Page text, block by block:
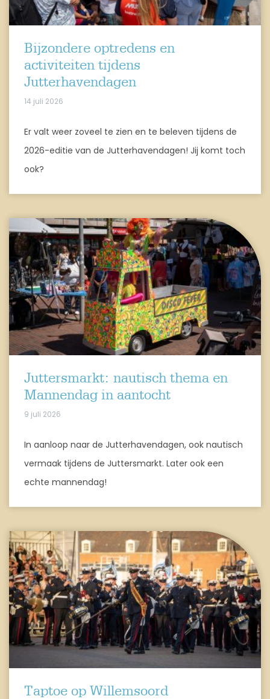
Bijzondere optredens en
activiteiten tijdens
Jutterhavendagen
14 juli 2026
Er valt weer zoveel te zien en te beleven tijdens de
2026-editie van de Jutterhavendagen! Jij komt toch
ook?
Juttersmarkt: nautisch thema en
Mannendag in aantocht
9 juli 2026
In aanloop naar de Jutterhavendagen, ook nautisch
vermaak tijdens de Juttersmarkt. Later ook een
echte mannendag!
Taptoe op Willemsoord